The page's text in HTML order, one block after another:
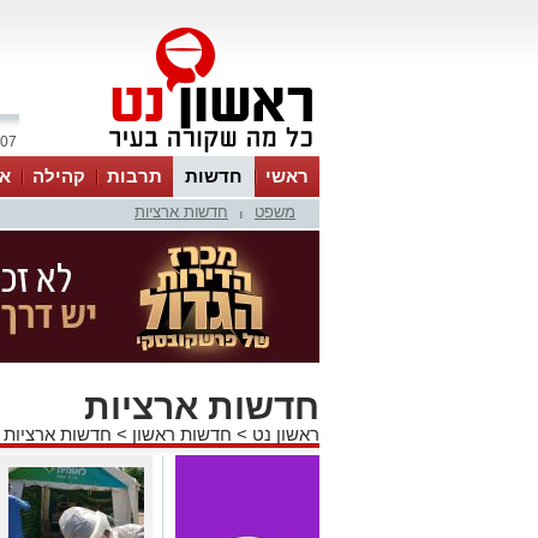
07 אוגוסט 2026 / 10:46
ראשי חדשות תרבות קהילה
משפט חדשות ארציות
חדשות ארציות
ראשון נט > חדשות ראשון > חדשות ארציות